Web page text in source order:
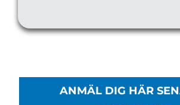
ANMÄL DIG HÄR